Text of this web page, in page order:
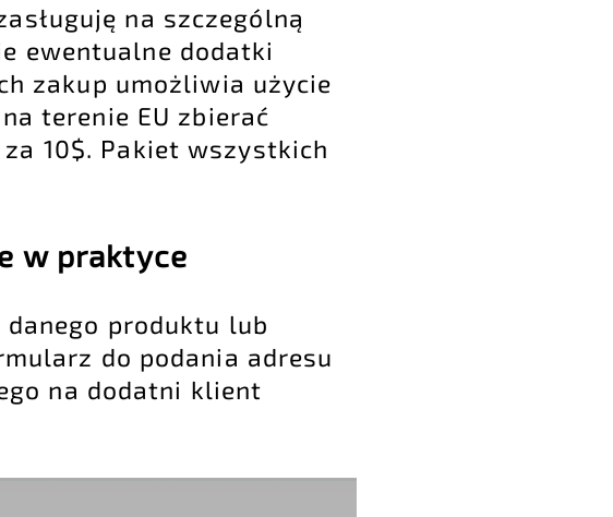
na szczególną
ewentualne dodatki
zakup umożliwia użycie
terenie EU zbierać
10$. Pakiet wszystkich
w praktyce
produktu lub
do podania adresu
na dodatni klient